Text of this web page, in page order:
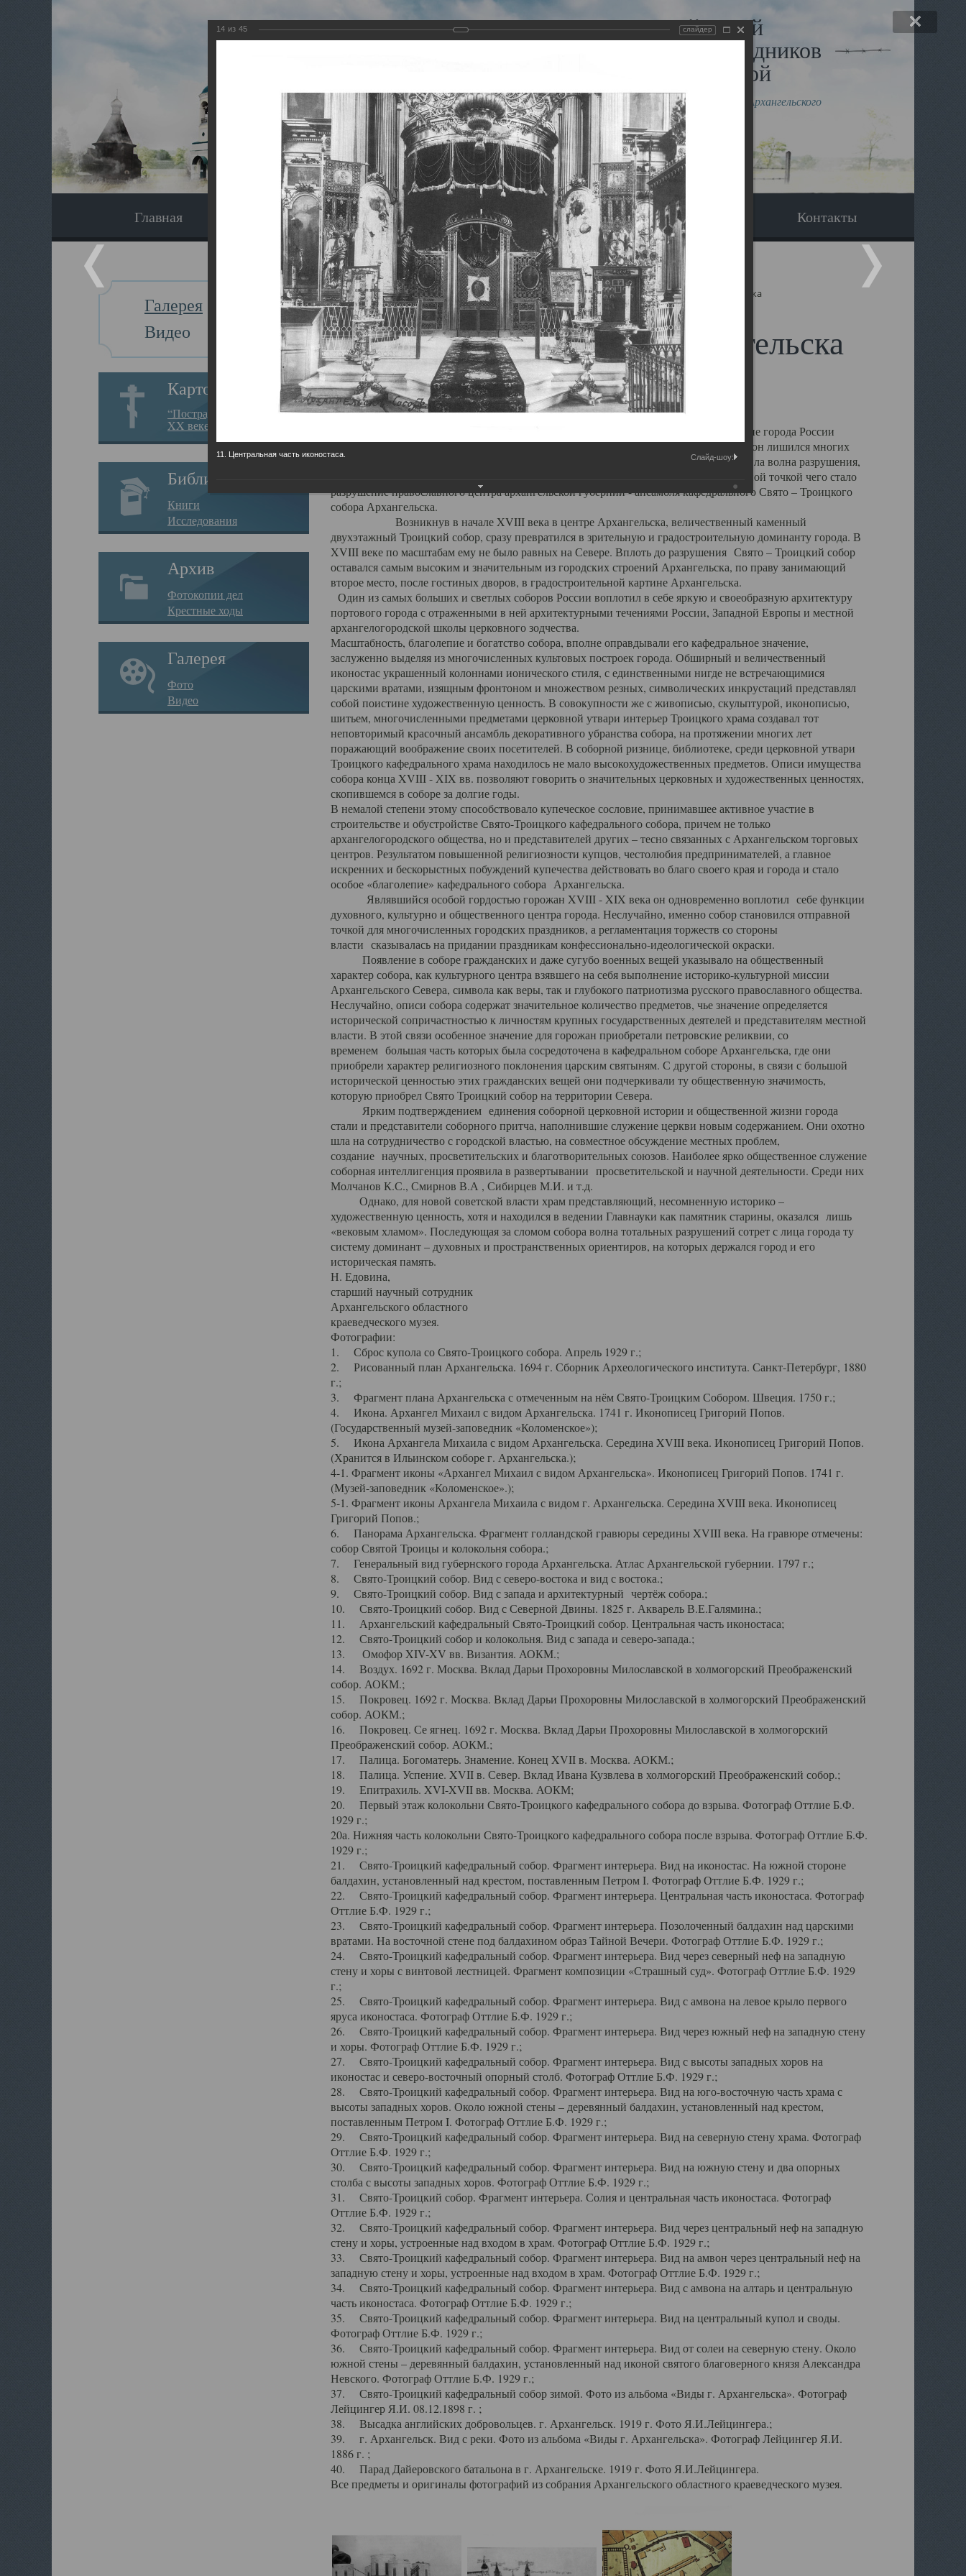
Виртуальный музей
Новомучеников и исповедников
Земли Архангельской
Сайт создан по благословлению митрополита Архангельского
и Холмогорского Даниила
Главная Экскурсия Наследники Галерея Вопрос-ответ Контакты
Галерея
Видео
Картотека
“Пострадавшие за веру в
XX веке на Севере”
Библиотека
Книги
Исследования
Архив
Фотокопии дел
Крестные ходы
Галерея
Фото
Видео
Главная Галерея Храмы-мученики Архангельска Свято-Троицкий собор Архангельска
Свято-Троицкий собор Архангельска
Свято-Троицкий собор Архангельска
23.12.2015
Сегодня мы можем говорить, что Архангельск в большей мере, чем другие губернские города России
пострадал от целенаправленных систематических разрушений, в результате которых он лишился многих
выдающихся памятников архитектуры. Больше всего по старому Архангельску ударила волна разрушения,
вызванная борьбой с религией, набравшая особую силу в конце 20 –х годов. Отправной точкой чего стало
разрушение православного центра архангельской губернии - ансамбля кафедрального Свято – Троицкого
собора Архангельска.
Возникнув в начале XVIII века в центре Архангельска, величественный каменный
двухэтажный Троицкий собор, сразу превратился в зрительную и градостроительную доминанту города. В
XVIII веке по масштабам ему не было равных на Севере. Вплоть до разрушения Свято – Троицкий собор
оставался самым высоким и значительным из городских строений Архангельска, по праву занимающий
второе место, после гостиных дворов, в градостроительной картине Архангельска.
Один из самых больших и светлых соборов России воплотил в себе яркую и своеобразную архитектуру
портового города с отраженными в ней архитектурными течениями России, Западной Европы и местной
архангелогородской школы церковного зодчества.
Масштабность, благолепие и богатство собора, вполне оправдывали его кафедральное значение,
заслуженно выделяя из многочисленных культовых построек города. Обширный и величественный
иконостас украшенный колоннами ионического стиля, с единственными нигде не встречающимися
царскими вратами, изящным фронтоном и множеством резных, символических инкрустаций представлял
собой поистине художественную ценность. В совокупности же с живописью, скульптурой, иконописью,
шитьем, многочисленными предметами церковной утвари интерьер Троицкого храма создавал тот
неповторимый красочный ансамбль декоративного убранства собора, на протяжении многих лет
поражающий воображение своих посетителей. В соборной ризнице, библиотеке, среди церковной утвари
Троицкого кафедрального храма находилось не мало высокохудожественных предметов. Описи имущества
собора конца XVIII - XIX вв. позволяют говорить о значительных церковных и художественных ценностях,
скопившемся в соборе за долгие годы.
В немалой степени этому способствовало купеческое сословие, принимавшее активное участие в
строительстве и обустройстве Свято-Троицкого кафедрального собора, причем не только
архангелогородского общества, но и представителей других – тесно связанных с Архангельском торговых
центров. Результатом повышенной религиозности купцов, честолюбия предпринимателей, а главное
искренних и бескорыстных побуждений купечества действовать во благо своего края и города и стало
особое «благолепие» кафедрального собора Архангельска.
Являвшийся особой гордостью горожан XVIII - XIX века он одновременно воплотил себе функции
духовного, культурно и общественного центра города. Неслучайно, именно собор становился отправной
точкой для многочисленных городских праздников, а регламентация торжеств со стороны
власти сказывалась на придании праздникам конфессионально-идеологической окраски.
Появление в соборе гражданских и даже сугубо военных вещей указывало на общественный
характер собора, как культурного центра взявшего на себя выполнение историко-культурной миссии
Архангельского Севера, символа как веры, так и глубокого патриотизма русского православного общества.
Неслучайно, описи собора содержат значительное количество предметов, чье значение определяется
исторической сопричастностью к личностям крупных государственных деятелей и представителям местной
власти. В этой связи особенное значение для горожан приобретали петровские реликвии, со
временем большая часть которых была сосредоточена в кафедральном соборе Архангельска, где они
приобрели характер религиозного поклонения царским святыням. С другой стороны, в связи с большой
исторической ценностью этих гражданских вещей они подчеркивали ту общественную значимость,
которую приобрел Свято Троицкий собор на территории Севера.
Ярким подтверждением единения соборной церковной истории и общественной жизни города
стали и представители соборного притча, наполнившие служение церкви новым содержанием. Они охотно
шла на сотрудничество с городской властью, на совместное обсуждение местных проблем,
создание научных, просветительских и благотворительных союзов. Наиболее ярко общественное служение
соборная интеллигенция проявила в развертывании просветительской и научной деятельности. Среди них
Молчанов К.С., Смирнов В.А , Сибирцев М.И. и т.д.
Однако, для новой советской власти храм представляющий, несомненную историко –
художественную ценность, хотя и находился в ведении Главнауки как памятник старины, оказался лишь
«вековым хламом». Последующая за сломом собора волна тотальных разрушений сотрет с лица города ту
систему доминант – духовных и пространственных ориентиров, на которых держался город и его
историческая память.
Н. Едовина,
старший научный сотрудник
Архангельского областного
краеведческого музея.
Фотографии:
1. Сброс купола со Свято-Троицкого собора. Апрель 1929 г.;
2. Рисованный план Архангельска. 1694 г. Сборник Археологического института. Санкт-Петербург, 1880
г.;
3. Фрагмент плана Архангельска с отмеченным на нём Свято-Троицким Собором. Швеция. 1750 г.;
4. Икона. Архангел Михаил с видом Архангельска. 1741 г. Иконописец Григорий Попов.
(Государственный музей-заповедник «Коломенское»);
5. Икона Архангела Михаила с видом Архангельска. Середина XVIII века. Иконописец Григорий Попов.
(Хранится в Ильинском соборе г. Архангельска.);
4-1. Фрагмент иконы «Архангел Михаил с видом Архангельска». Иконописец Григорий Попов. 1741 г.
(Музей-заповедник «Коломенское».);
5-1. Фрагмент иконы Архангела Михаила с видом г. Архангельска. Середина XVIII века. Иконописец
Григорий Попов.;
6. Панорама Архангельска. Фрагмент голландской гравюры середины XVIII века. На гравюре отмечены:
собор Святой Троицы и колокольня собора.;
7. Генеральный вид губернского города Архангельска. Атлас Архангельской губернии. 1797 г.;
8. Свято-Троицкий собор. Вид с северо-востока и вид с востока.;
9. Свято-Троицкий собор. Вид с запада и архитектурный чертёж собора.;
10. Свято-Троицкий собор. Вид с Северной Двины. 1825 г. Акварель В.Е.Галямина.;
11. Архангельский кафедральный Свято-Троицкий собор. Центральная часть иконостаса;
12. Свято-Троицкий собор и колокольня. Вид с запада и северо-запада.;
13. Омофор XIV-XV вв. Византия. АОКМ.;
14. Воздух. 1692 г. Москва. Вклад Дарьи Прохоровны Милославской в холмогорский Преображенский
собор. АОКМ.;
15. Покровец. 1692 г. Москва. Вклад Дарьи Прохоровны Милославской в холмогорский Преображенский
собор. АОКМ.;
16. Покровец. Се ягнец. 1692 г. Москва. Вклад Дарьи Прохоровны Милославской в холмогорский
Преображенский собор. АОКМ.;
17. Палица. Богоматерь. Знамение. Конец XVII в. Москва. АОКМ.;
18. Палица. Успение. XVII в. Север. Вклад Ивана Кузвлева в холмогорский Преображенский собор.;
19. Епитрахиль. XVI-XVII вв. Москва. АОКМ;
20. Первый этаж колокольни Свято-Троицкого кафедрального собора до взрыва. Фотограф Оттлие Б.Ф.
1929 г.;
20а. Нижняя часть колокольни Свято-Троицкого кафедрального собора после взрыва. Фотограф Оттлие Б.Ф.
1929 г.;
21. Свято-Троицкий кафедральный собор. Фрагмент интерьера. Вид на иконостас. На южной стороне
балдахин, установленный над крестом, поставленным Петром I. Фотограф Оттлие Б.Ф. 1929 г.;
22. Свято-Троицкий кафедральный собор. Фрагмент интерьера. Центральная часть иконостаса. Фотограф
Оттлие Б.Ф. 1929 г.;
23. Свято-Троицкий кафедральный собор. Фрагмент интерьера. Позолоченный балдахин над царскими
вратами. На восточной стене под балдахином образ Тайной Вечери. Фотограф Оттлие Б.Ф. 1929 г.;
24. Свято-Троицкий кафедральный собор. Фрагмент интерьера. Вид через северный неф на западную
стену и хоры с винтовой лестницей. Фрагмент композиции «Страшный суд». Фотограф Оттлие Б.Ф. 1929
г.;
25. Свято-Троицкий кафедральный собор. Фрагмент интерьера. Вид с амвона на левое крыло первого
яруса иконостаса. Фотограф Оттлие Б.Ф. 1929 г.;
26. Свято-Троицкий кафедральный собор. Фрагмент интерьера. Вид через южный неф на западную стену
и хоры. Фотограф Оттлие Б.Ф. 1929 г.;
27. Свято-Троицкий кафедральный собор. Фрагмент интерьера. Вид с высоты западных хоров на
иконостас и северо-восточный опорный столб. Фотограф Оттлие Б.Ф. 1929 г.;
28. Свято-Троицкий кафедральный собор. Фрагмент интерьера. Вид на юго-восточную часть храма с
высоты западных хоров. Около южной стены – деревянный балдахин, установленный над крестом,
поставленным Петром I. Фотограф Оттлие Б.Ф. 1929 г.;
29. Свято-Троицкий кафедральный собор. Фрагмент интерьера. Вид на северную стену храма. Фотограф
Оттлие Б.Ф. 1929 г.;
30. Свято-Троицкий кафедральный собор. Фрагмент интерьера. Вид на южную стену и два опорных
столба с высоты западных хоров. Фотограф Оттлие Б.Ф. 1929 г.;
31. Свято-Троицкий собор. Фрагмент интерьера. Солия и центральная часть иконостаса. Фотограф
Оттлие Б.Ф. 1929 г.;
32. Свято-Троицкий кафедральный собор. Фрагмент интерьера. Вид через центральный неф на западную
стену и хоры, устроенные над входом в храм. Фотограф Оттлие Б.Ф. 1929 г.;
33. Свято-Троицкий кафедральный собор. Фрагмент интерьера. Вид на амвон через центральный неф на
западную стену и хоры, устроенные над входом в храм. Фотограф Оттлие Б.Ф. 1929 г.;
34. Свято-Троицкий кафедральный собор. Фрагмент интерьера. Вид с амвона на алтарь и центральную
часть иконостаса. Фотограф Оттлие Б.Ф. 1929 г.;
35. Свято-Троицкий кафедральный собор. Фрагмент интерьера. Вид на центральный купол и своды.
Фотограф Оттлие Б.Ф. 1929 г.;
36. Свято-Троицкий кафедральный собор. Фрагмент интерьера. Вид от солеи на северную стену. Около
южной стены – деревянный балдахин, установленный над иконой святого благоверного князя Александра
Невского. Фотограф Оттлие Б.Ф. 1929 г.;
37. Свято-Троицкий кафедральный собор зимой. Фото из альбома «Виды г. Архангельска». Фотограф
Лейцингер Я.И. 08.12.1898 г. ;
38. Высадка английских добровольцев. г. Архангельск. 1919 г. Фото Я.И.Лейцингера.;
39. г. Архангельск. Вид с реки. Фото из альбома «Виды г. Архангельска». Фотограф Лейцингер Я.И.
1886 г. ;
40. Парад Дайеровского батальона в г. Архангельске. 1919 г. Фото Я.И.Лейцингера.
Все предметы и оригиналы фотографий из собрания Архангельского областного краеведческого музея.
14 из 45 слайдер
11. Центральная часть иконостаса. Слайд-шоу: